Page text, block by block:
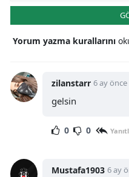
Yorum yazma kurallarını
zilanstarr 6 ay önce
gelsin
0 0
Mustafa1903 6 ay